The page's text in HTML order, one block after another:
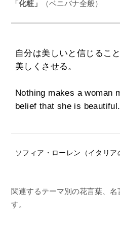
「化粧」 （ベニバナ全般）
自分は美しいと信じるこ
美しくさせる。
Nothing makes a woman
belief that she is beautiful.
ソフィア・ローレン（イタリア
関連するテーマ別の花言葉、
す。